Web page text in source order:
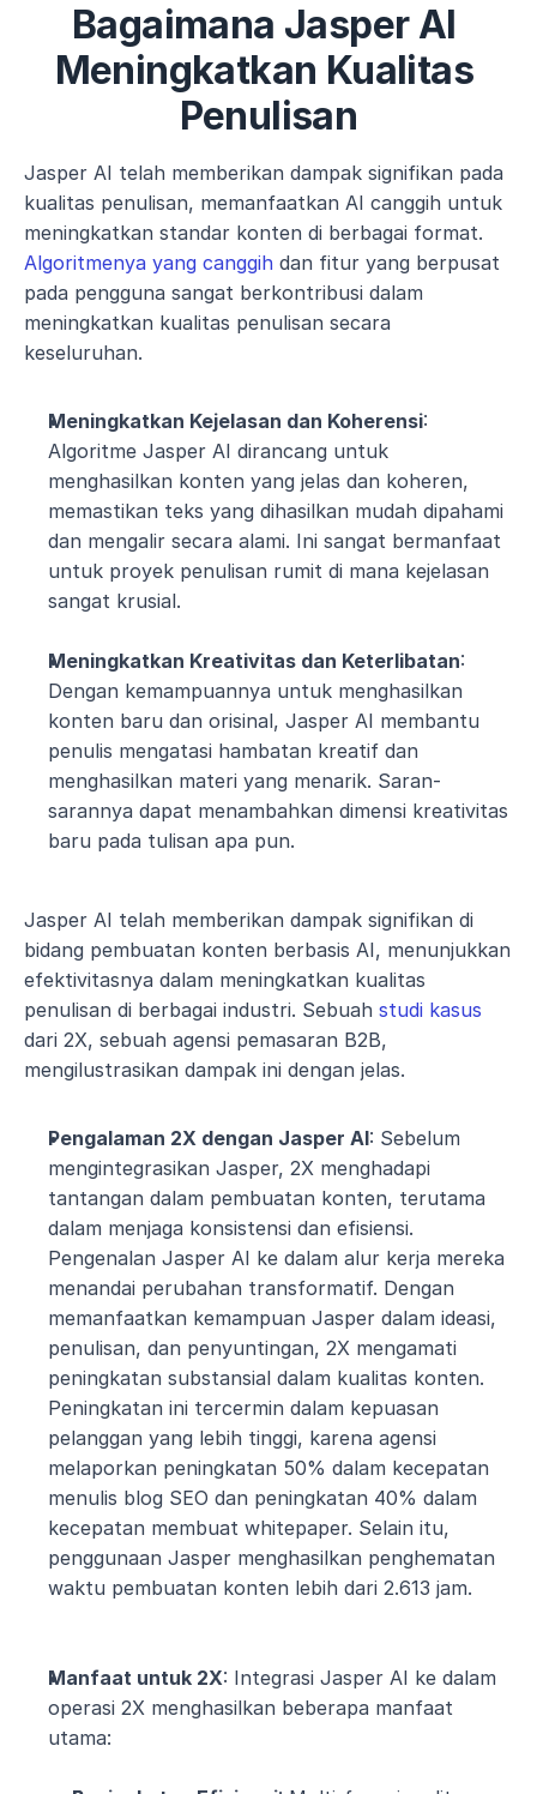
Bagaimana Jasper AI
Meningkatkan Kualitas
Penulisan
Jasper AI telah memberikan dampak signifikan pada
kualitas penulisan, memanfaatkan AI canggih untuk
Algoritmenya yang canggih dan fitur yang berpusat
pada pengguna sangat berkontribusi dalam
meningkatkan kualitas penulisan secara
keseluruhan.
Meningkatkan Kejelasan dan Koherensi:
Algoritme Jasper AI dirancang untuk
menghasilkan konten yang jelas dan koheren,
memastikan teks yang dihasilkan mudah dipahami
dan mengalir secara alami. Ini sangat bermanfaat
untuk proyek penulisan rumit di mana kejelasan
sangat krusial.
Meningkatkan Kreativitas dan Keterlibatan:
Dengan kemampuannya untuk menghasilkan
konten baru dan orisinal, Jasper AI membantu
penulis mengatasi hambatan kreatif dan
menghasilkan materi yang menarik. Saran-
sarannya dapat menambahkan dimensi kreativitas
baru pada tulisan apa pun.
Jasper AI telah memberikan dampak signifikan di
bidang pembuatan konten berbasis AI, menunjukkan
efektivitasnya dalam meningkatkan kualitas
penulisan di berbagai industri. Sebuah studi kasus
dari 2X, sebuah agensi pemasaran B2B,
mengilustrasikan dampak ini dengan jelas.
Pengalaman 2X dengan Jasper AI: Sebelum
mengintegrasikan Jasper, 2X menghadapi
tantangan dalam pembuatan konten, terutama
dalam menjaga konsistensi dan efisiensi.
Pengenalan Jasper AI ke dalam alur kerja mereka
menandai perubahan transformatif. Dengan
memanfaatkan kemampuan Jasper dalam ideasi,
penulisan, dan penyuntingan, 2X mengamati
peningkatan substansial dalam kualitas konten.
Peningkatan ini tercermin dalam kepuasan
pelanggan yang lebih tinggi, karena agensi
melaporkan peningkatan 50% dalam kecepatan
menulis blog SEO dan peningkatan 40% dalam
kecepatan membuat whitepaper. Selain itu,
penggunaan Jasper menghasilkan penghematan
waktu pembuatan konten lebih dari 2.613 jam.
Manfaat untuk 2X: Integrasi Jasper AI ke dalam
operasi 2X menghasilkan beberapa manfaat
utama: